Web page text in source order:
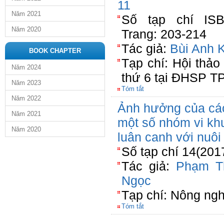
Năm 2021
Năm 2020
BOOK CHAPTER
Năm 2024
Năm 2023
Năm 2022
Năm 2021
Năm 2020
11
Số tạp chí
Trang: 203-214
Tác giả: Bùi Anh
Tạp chí: Hội
thứ 6 tại ĐHSP
Tóm tắt
Ảnh hưởng của
một số nhóm vi
luân canh với
Số tạp chí
Tác giả: Phạm
Ngọc
Tạp chí: Nông
Tóm tắt